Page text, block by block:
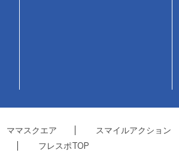
ママスクエア スマイルアクション
フレスポTOP